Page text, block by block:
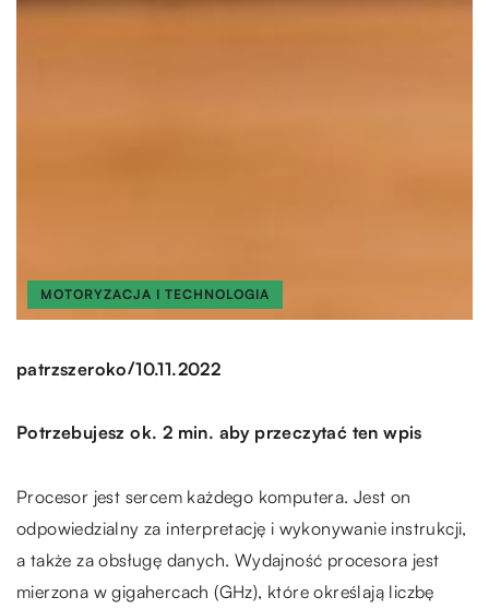
MOTORYZACJA I TECHNOLOGIA
patrzszeroko/10.11.2022
Potrzebujesz ok. 2 min. aby przeczytać ten wpis
Procesor jest sercem każdego komputera. Jest on
odpowiedzialny za interpretację i wykonywanie instrukcji,
a także za obsługę danych. Wydajność procesora jest
mierzona w gigahercach (GHz), które określają liczbę